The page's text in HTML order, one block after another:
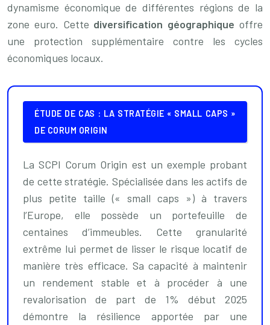
dynamisme économique de différentes régions de la
zone euro. Cette diversification géographique offre
une protection supplémentaire contre les cycles
économiques locaux.
ÉTUDE DE CAS : LA STRATÉGIE « SMALL CAPS »
DE CORUM ORIGIN
La SCPI Corum Origin est un exemple probant
de cette stratégie. Spécialisée dans les actifs de
plus petite taille (« small caps ») à travers
l’Europe, elle possède un portefeuille de
centaines d’immeubles. Cette granularité
extrême lui permet de lisser le risque locatif de
manière très efficace. Sa capacité à maintenir
un rendement stable et à procéder à une
revalorisation de part de 1% début 2025
démontre la résilience apportée par une